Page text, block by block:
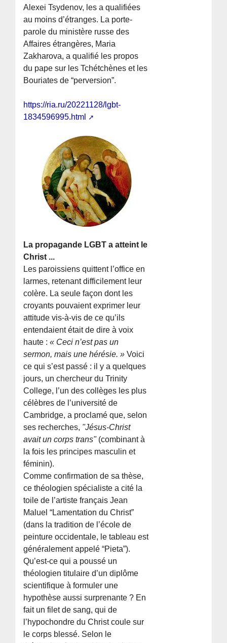
Alexei Tsydenov, les a qualifiées
au moins d’étranges. La porte-
parole du ministère russe des
Affaires étrangères, Maria
Zakharova, a qualifié les propos
du pape sur les Tchétchènes et les
Bouriates de “perversion”.
https://ria.ru/20221128/lgbt-
1834596995.html
La propagande LGBT a atteint le
Christ ...
Les paroissiens quittent l’office en
larmes, retenant difficilement leur
colère. La seule façon dont les
croyants pouvaient exprimer leur
attitude vis-à-vis de ce qu’ils
entendaient était de dire à voix
haute :« Ceci n’est pas un
sermon, mais une hérésie. » Voici
ce qui s’est passé : il y a quelques
jours, un chercheur du Trinity
College, l’un des collèges les plus
célèbres de l’université de
Cambridge, a proclamé que, selon
ses recherches, "Jésus-Christ
avait un corps trans" (combinant à
la fois les principes masculin et
féminin).
Comme confirmation de sa thèse,
ce théologien spécialiste a cité la
toile de l’artiste français Jean
Maluel “Lamentation du Christ”
(dans la tradition de l’école de
peinture occidentale, le tableau est
généralement appelé “Pieta”).
Qu’est-ce qui a poussé un
théologien titulaire d’un diplôme
scientifique à formuler une
hypothèse aussi surprenante ? En
fait un filet de sang, qui de
l’hypochondre du Christ coule sur
le corps blessé. Selon le